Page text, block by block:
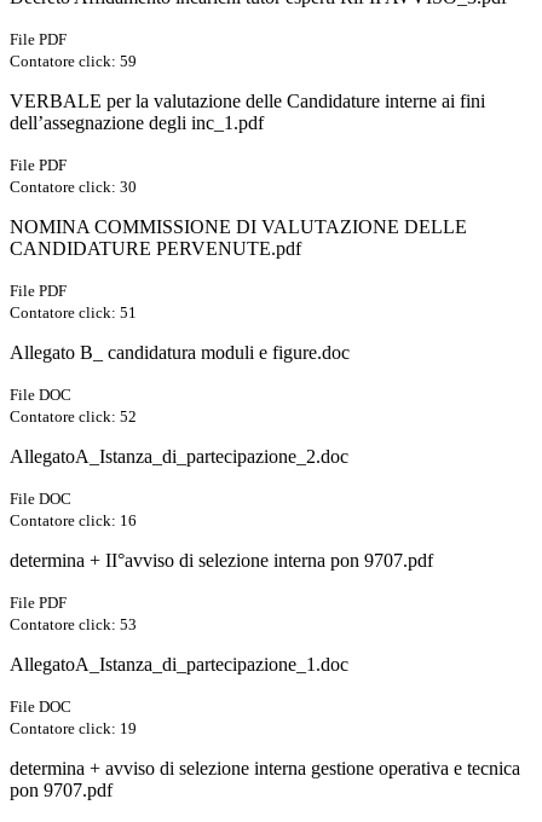
File PDF
Contatore click: 59
VERBALE per la valutazione delle Candidature interne ai fini
dell’assegnazione degli inc_1.pdf
File PDF
Contatore click: 30
NOMINA COMMISSIONE DI VALUTAZIONE DELLE
CANDIDATURE PERVENUTE.pdf
File PDF
Contatore click: 51
Allegato B_ candidatura moduli e figure.doc
File DOC
Contatore click: 52
AllegatoA_Istanza_di_partecipazione_2.doc
File DOC
Contatore click: 16
determina + II°avviso di selezione interna pon 9707.pdf
File PDF
Contatore click: 53
AllegatoA_Istanza_di_partecipazione_1.doc
File DOC
Contatore click: 19
determina + avviso di selezione interna gestione operativa e tecnica
pon 9707.pdf